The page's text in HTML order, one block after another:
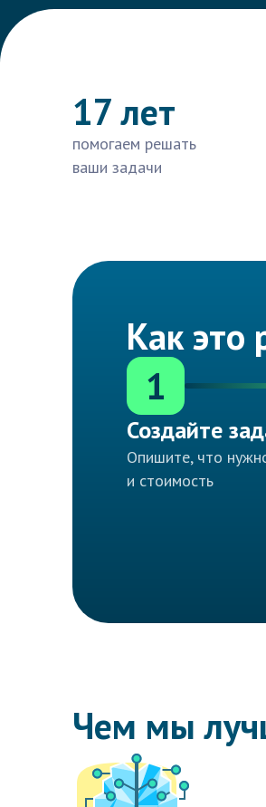
17 лет
помогаем решать
ваши задачи
Как это
1
Создайте
Опишите, что
и стоимость
Чем мы